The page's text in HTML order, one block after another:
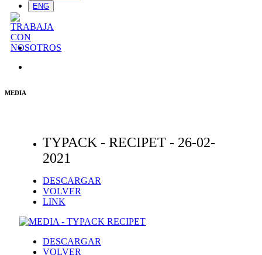
ENG
MEDIA
TYPACK - RECIPET - 26-02-
2021
DESCARGAR
VOLVER
LINK
DESCARGAR
VOLVER